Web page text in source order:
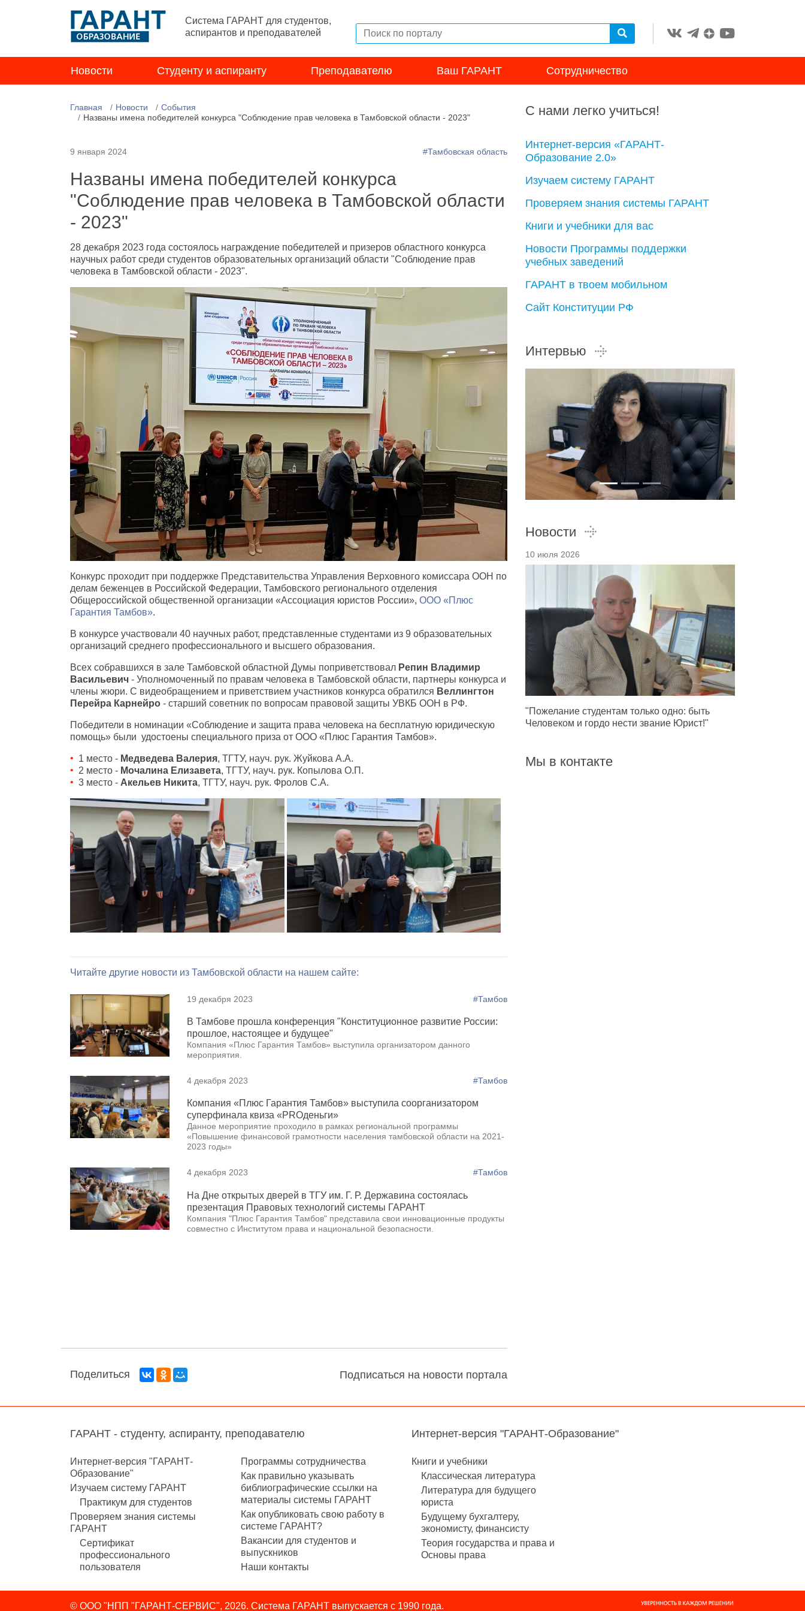
Система ГАРАНТ для студентов,
аспирантов и преподавателей
Новости Студенту и аспиранту Преподавателю Ваш ГАРАНТ Сотрудничество
Главная Новости
События
Названы имена победителей конкурса "Соблюдение прав человека в Тамбовской области - 2023"
9 января 2024 #Тамбовская область
Названы имена победителей конкурса
"Соблюдение прав человека в Тамбовской области
- 2023"
28 декабря 2023 года состоялось награждение победителей и призеров областного конкурса
научных работ среди студентов образовательных организаций области "Соблюдение прав
человека в Тамбовской области - 2023".
Конкурс проходит при поддержке Представительства Управления Верховного комиссара ООН по
делам беженцев в Российской Федерации, Тамбовского регионального отделения
Общероссийской общественной организации «Ассоциация юристов России», ООО «Плюс
Гарантия Тамбов».
В конкурсе участвовали 40 научных работ, представленные студентами из 9 образовательных
организаций среднего профессионального и высшего образования.
Всех собравшихся в зале Тамбовской областной Думы поприветствовал Репин Владимир
Васильевич - Уполномоченный по правам человека в Тамбовской области, партнеры конкурса и
члены жюри. С видеобращением и приветствием участников конкурса обратился Веллингтон
Перейра Карнейро - старший советник по вопросам правовой защиты УВКБ ООН в РФ.
Победители в номинации «Соблюдение и защита права человека на бесплатную юридическую
помощь» были удостоены специального приза от ООО «Плюс Гарантия Тамбов».
1 место - Медведева Валерия, ТГТУ, науч. рук. Жуйкова А.А.
2 место - Мочалина Елизавета, ТГТУ, науч. рук. Копылова О.П.
3 место - Акельев Никита, ТГТУ, науч. рук. Фролов С.А.
Читайте другие новости из Тамбовской области на нашем сайте:
19 декабря 2023 #Тамбов
В Тамбове прошла конференция "Конституционное развитие России:
прошлое, настоящее и будущее"
Компания «Плюс Гарантия Тамбов» выступила организатором данного
мероприятия.
4 декабря 2023 #Тамбов
Компания «Плюс Гарантия Тамбов» выступила соорганизатором
суперфинала квиза «PROденьги»
Данное мероприятие проходило в рамках региональной программы
«Повышение финансовой грамотности населения тамбовской области на 2021-
2023 годы»
4 декабря 2023 #Тамбов
На Дне открытых дверей в ТГУ им. Г. Р. Державина состоялась
презентация Правовых технологий системы ГАРАНТ
Компания "Плюс Гарантия Тамбов" представила свои инновационные продукты
совместно с Институтом права и национальной безопасности.
Поделиться Подписаться на новости портала
С нами легко учиться!
Интернет-версия «ГАРАНТ-
Образование 2.0»
Изучаем систему ГАРАНТ
Проверяем знания системы ГАРАНТ
Книги и учебники для вас
Новости Программы поддержки
учебных заведений
ГАРАНТ в твоем мобильном
Сайт Конституции РФ
Интервью
Новости
10 июля 2026
"Пожелание студентам только одно: быть
Человеком и гордо нести звание Юрист!"
Мы в контакте
ГАРАНТ - студенту, аспиранту, преподавателю
Интернет-версия "ГАРАНТ-
Образование"
Изучаем систему ГАРАНТ
Практикум для студентов
Проверяем знания системы
ГАРАНТ
Сертификат
профессионального
пользователя
Программы сотрудничества
Как правильно указывать
библиографические ссылки на
материалы системы ГАРАНТ
Как опубликовать свою работу в
системе ГАРАНТ?
Вакансии для студентов и
выпускников
Наши контакты
Интернет-версия "ГАРАНТ-Образование"
Книги и учебники
Классическая литература
Литература для будущего
юриста
Будущему бухгалтеру,
экономисту, финансисту
Теория государства и права и
Основы права
© ООО "НПП "ГАРАНТ-СЕРВИС", 2026. Система ГАРАНТ выпускается с 1990 года.